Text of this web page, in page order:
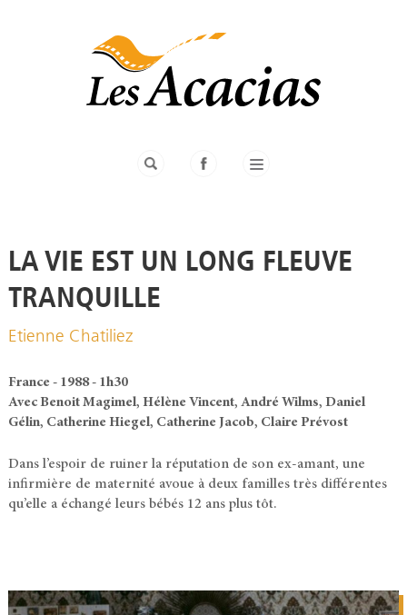
LA VIE EST UN LONG FLEUVE
TRANQUILLE
Etienne Chatiliez
France - 1988 - 1h30
Avec Benoit Magimel, Hélène Vincent, André Wilms, Daniel
Gélin, Catherine Hiegel, Catherine Jacob, Claire Prévost
Dans l’espoir de ruiner la réputation de son ex-amant, une
infirmière de maternité avoue à deux familles très différentes
qu’elle a échangé leurs bébés 12 ans plus tôt.